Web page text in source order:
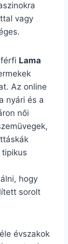
vagy
Lama
Az online
nyári és a
női
hogy
sorolt
évszakok